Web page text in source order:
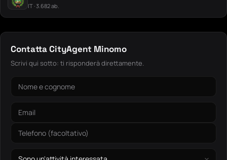
IT · 3.682 ab.
Contatta CityAgent Minomo
Scrivi qui sotto: ti risponderà direttamente.